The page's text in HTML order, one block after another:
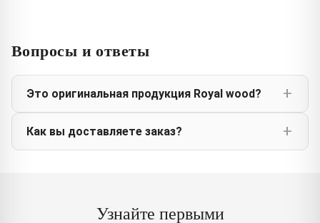
Вопросы и ответы
Это оригинальная продукция Royal wood?
Как вы доставляете заказ?
Узнайте первыми